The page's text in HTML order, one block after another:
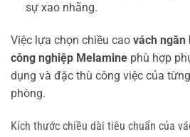
sự xao nhãng.
Việc lựa chọn chiều cao vách ngăn
công nghiệp Melamine phù hợp
dụng và đặc thù công việc của
phòng.
Kích thước chiều dài tiêu chuẩn của